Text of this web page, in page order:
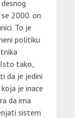
2000. on
To je
politiku
tako,
da je jedini
je inace
da ima
sistem